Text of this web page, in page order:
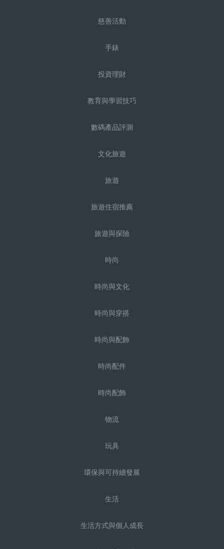
慈善活動
手錶
投資理財
教育與學習技巧
數碼產品評測
文化旅遊
旅遊
旅遊住宿推薦
旅遊與探險
時尚
時尚與文化
時尚與穿搭
時尚與配飾
時尚配件
時尚配飾
物流
玩具
環保與可持續發展
生活
生活方式與個人成長